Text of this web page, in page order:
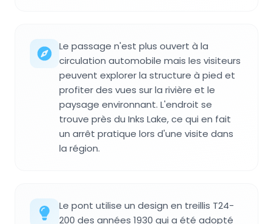
Le passage n'est plus ouvert à la
circulation automobile mais les visiteurs
peuvent explorer la structure à pied et
profiter des vues sur la rivière et le
paysage environnant. L'endroit se
trouve près du Inks Lake, ce qui en fait
un arrêt pratique lors d'une visite dans
la région.
Le pont utilise un design en treillis T24-
200 des années 1930 qui a été adopté